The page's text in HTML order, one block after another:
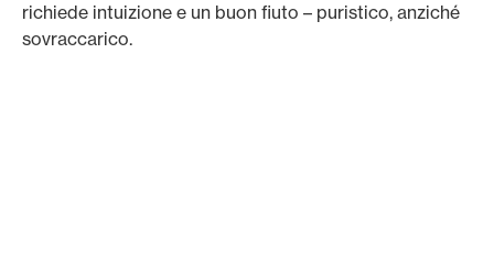
richiede intuizione e un buon fiuto – puristico, anziché
sovraccarico.